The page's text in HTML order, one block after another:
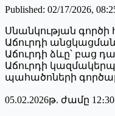
Published: 02/17/2026,
Սնանկության գործի
Աճուրդի անցկացման
Աճուրդի ձևը՝ բաց
Աճուրդի
պահածոների
05.02.2026թ. ժամը